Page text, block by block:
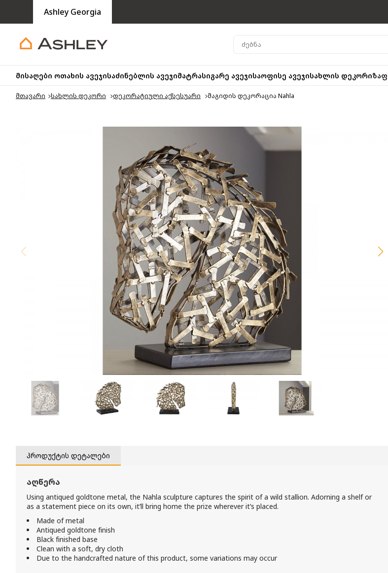
Ashley Georgia
მისაღები ოთახის ავეჯისაძინებლის ავეჯიმატრასიგარე ავეჯისაოფისე ავეჯისახლის დეკორი
მთავარი სახლის დეკორი დეკორატიული აქსესუარი მაგიდის დეკორაცია Nahla
პროდუქტის დეტალები
აღწერა
Using antiqued goldtone metal, the Nahla sculpture captures the spirit of a wild stallion. Adorning a shelf or
as a statement piece on its own, it’ll bring home the prize wherever it’s placed.
Made of metal
Antiqued goldtone finish
Black finished base
Clean with a soft, dry cloth
Due to the handcrafted nature of this product, some variations may occur